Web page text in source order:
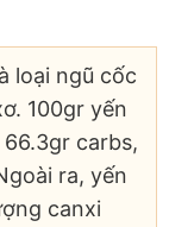
loại ngũ cốc
100gr yến
carbs,
ra, yến
canxi